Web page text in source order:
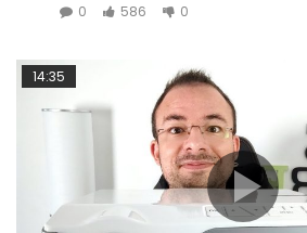
0 586 0
14:35